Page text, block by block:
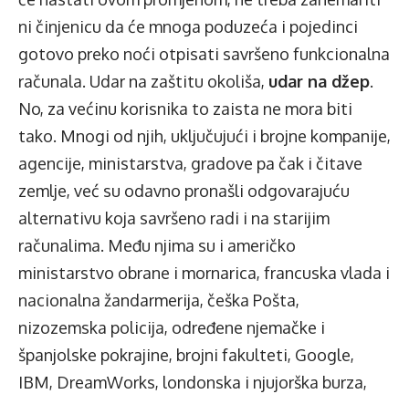
ni činjenicu da će mnoga poduzeća i pojedinci
gotovo preko noći otpisati savršeno funkcionalna
računala. Udar na zaštitu okoliša, udar na džep.
No, za većinu korisnika to zaista ne mora biti
tako. Mnogi od njih, uključujući i brojne kompanije,
agencije, ministarstva, gradove pa čak i čitave
zemlje, već su odavno pronašli odgovarajuću
alternativu koja savršeno radi i na starijim
računalima. Među njima su i američko
ministarstvo obrane i mornarica, francuska vlada i
nacionalna žandarmerija, češka Pošta,
nizozemska policija, određene njemačke i
španjolske pokrajine, brojni fakulteti, Google,
IBM, DreamWorks, londonska i njujorška burza,